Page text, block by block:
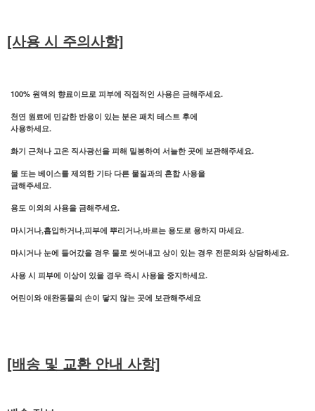
[사용 시 주의사항]
100% 원액의 향료이므로 피부에 직접적인 사용은 금해주세요.
천연 원료에 민감한 반응이 있는 분은 패치 테스트 후에
사용하세요.
화기 근처나 고온 직사광선을 피해 밀봉하여 서늘한 곳에 보관해주세요.
물 또는 베이스를 제외한 기타 다른 물질과의 혼합 사용을
금해주세요.
용도 이외의 사용을 금해주세요.
마시거나,흡입하거나,피부에 뿌리거나,바르는 용도로 용하지 마세요.
마시거나 눈에 들어갔을 경우 물로 씻어내고 상이 있는 경우 전문의와 상담하세요.
사용 시 피부에 이상이 있을 경우 즉시 사용을 중지하세요.
어린이와 애완동물의 손이 닿지 않는 곳에 보관해주세요
[배송 및 교환 안내 사항]